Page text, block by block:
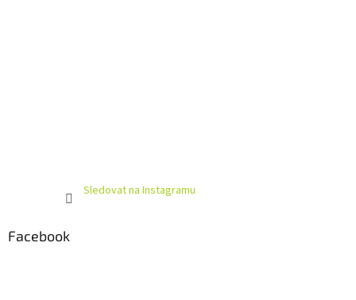
Sledovat na Instagramu
Facebook